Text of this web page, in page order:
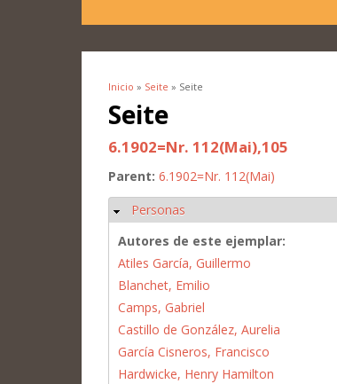
Se encuentra usted aquí
Inicio » Seite » Seite
Seite
6.1902=Nr. 112(Mai),105
Parent: 6.1902=Nr. 112(Mai)
Ocultar
Personas
Autores de este ejemplar:
Atiles García, Guillermo
Blanchet, Emilio
Camps, Gabriel
Castillo de González, Aurelia
García Cisneros, Francisco
Hardwicke, Henry Hamilton